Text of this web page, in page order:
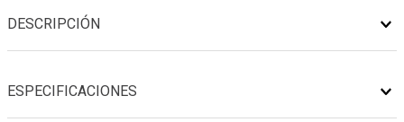
DESCRIPCIÓN
ESPECIFICACIONES